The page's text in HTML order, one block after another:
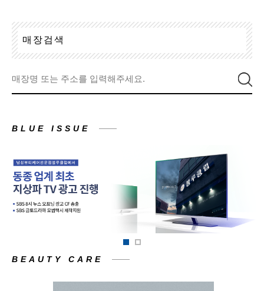
매 장검 색
BLUE ISSUE
BEAUTY CARE